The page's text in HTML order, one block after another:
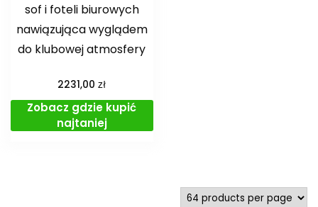
sof i foteli biurowych
nawiązująca wyglądem
do klubowej atmosfery
2231,00zł
Zobacz gdzie kupić
najtaniej